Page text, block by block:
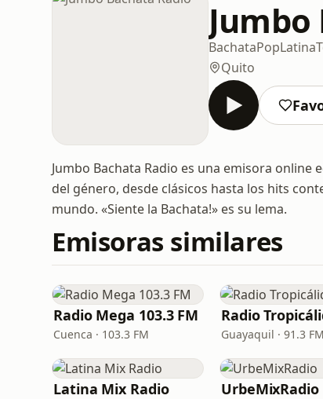
Jumbo
BachataPopLatina
Quito
Jumbo Bachata Radio es una emisora
del género, desde clásicos hasta los hits
mundo. «Siente la Bachata!» es su lema.
Emisoras similares
Radio Mega 103.3 FM
Cuenca · 103.3 FM
Radio
Guayaquil · 91.3 FM
Latina Mix Radio UrbeMixRadio